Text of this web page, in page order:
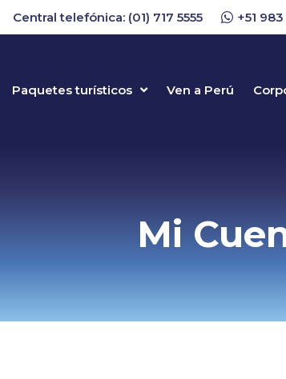
Central telefónica: (01) 717 5555 +51
Paquetes turísticos Ven a Perú
Mi